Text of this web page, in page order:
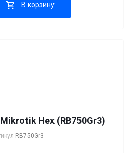
В корзину
Hex (RB750Gr3)
RB750Gr3